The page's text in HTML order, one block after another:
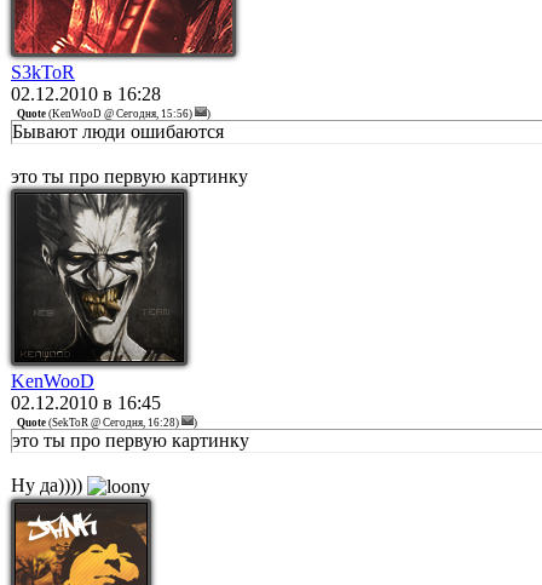
S3kToR
02.12.2010 в 16:28
Quote (KenWooD @ Сегодня, 15:56) )
Бывают люди ошибаются
это ты про первую картинку
KenWooD
02.12.2010 в 16:45
Quote (SekToR @ Сегодня, 16:28) )
это ты про первую картинку
Ну да))))